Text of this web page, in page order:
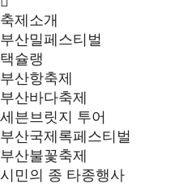
축제소개
부산밀페스티벌
택슐랭
부산항축제
부산바다축제
세븐브릿지 투어
부산국제록페스티벌
부산불꽃축제
시민의 종 타종행사